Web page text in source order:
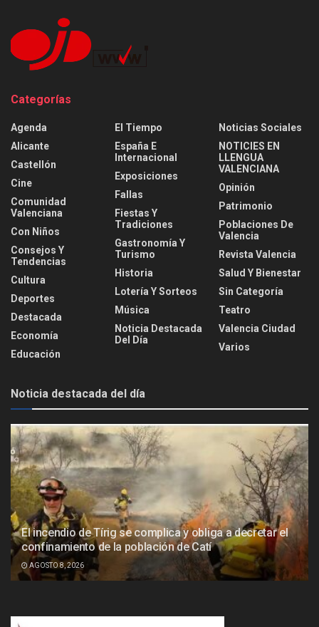
Categorías
Agenda
Alicante
Castellón
Cine
Comunidad
Valenciana
Con Niños
Consejos Y
Tendencias
Cultura
Deportes
Destacada
Economía
Educación
El Tiempo
España E
Internacional
Exposiciones
Fallas
Fiestas Y
Tradiciones
Gastronomía Y
Turismo
Historia
Lotería Y Sorteos
Música
Noticia Destacada
Del Día
Noticias Sociales
NOTICIES EN
LLENGUA
VALENCIANA
Opinión
Patrimonio
Poblaciones De
Valencia
Revista Valencia
Salud Y Bienestar
Sin Categoría
Teatro
Valencia Ciudad
Varios
Noticia destacada del día
El incendio de Tírig se complica y obliga a decretar el
confinamiento de la población de Catí
AGOSTO 8, 2026